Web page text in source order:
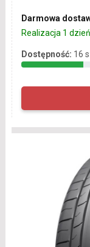
Darmowa
Realizacja 1 dzień
Dostępność: 16